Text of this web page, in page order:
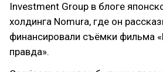
Investment Group в блоге
холдинга Nomura, где он
финансировали съёмки фильма
правда».